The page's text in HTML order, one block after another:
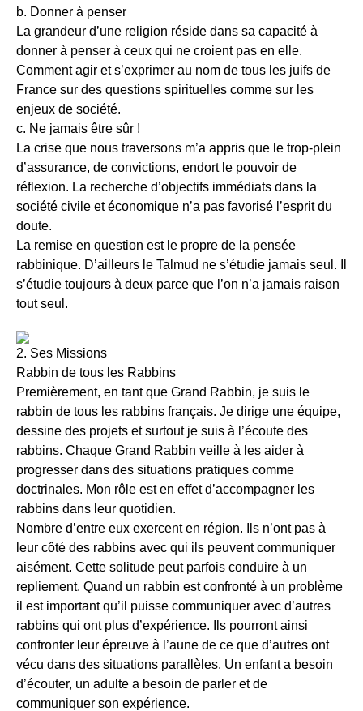
b. Donner à penser
La grandeur d’une religion réside dans sa capacité à
donner à penser à ceux qui ne croient pas en elle.
Comment agir et s’exprimer au nom de tous les juifs de
France sur des questions spirituelles comme sur les
enjeux de société.
c. Ne jamais être sûr !
La crise que nous traversons m’a appris que le trop-plein
d’assurance, de convictions, endort le pouvoir de
réflexion. La recherche d’objectifs immédiats dans la
société civile et économique n’a pas favorisé l’esprit du
doute.
La remise en question est le propre de la pensée
rabbinique. D’ailleurs le Talmud ne s’étudie jamais seul. Il
s’étudie toujours à deux parce que l’on n’a jamais raison
tout seul.
2. Ses Missions
Rabbin de tous les Rabbins
Premièrement, en tant que Grand Rabbin, je suis le
rabbin de tous les rabbins français. Je dirige une équipe,
dessine des projets et surtout je suis à l’écoute des
rabbins. Chaque Grand Rabbin veille à les aider à
progresser dans des situations pratiques comme
doctrinales. Mon rôle est en effet d’accompagner les
rabbins dans leur quotidien.
Nombre d’entre eux exercent en région. Ils n’ont pas à
leur côté des rabbins avec qui ils peuvent communiquer
aisément. Cette solitude peut parfois conduire à un
repliement. Quand un rabbin est confronté à un problème
il est important qu’il puisse communiquer avec d’autres
rabbins qui ont plus d’expérience. Ils pourront ainsi
confronter leur épreuve à l’aune de ce que d’autres ont
vécu dans des situations parallèles. Un enfant a besoin
d’écouter, un adulte a besoin de parler et de
communiquer son expérience.